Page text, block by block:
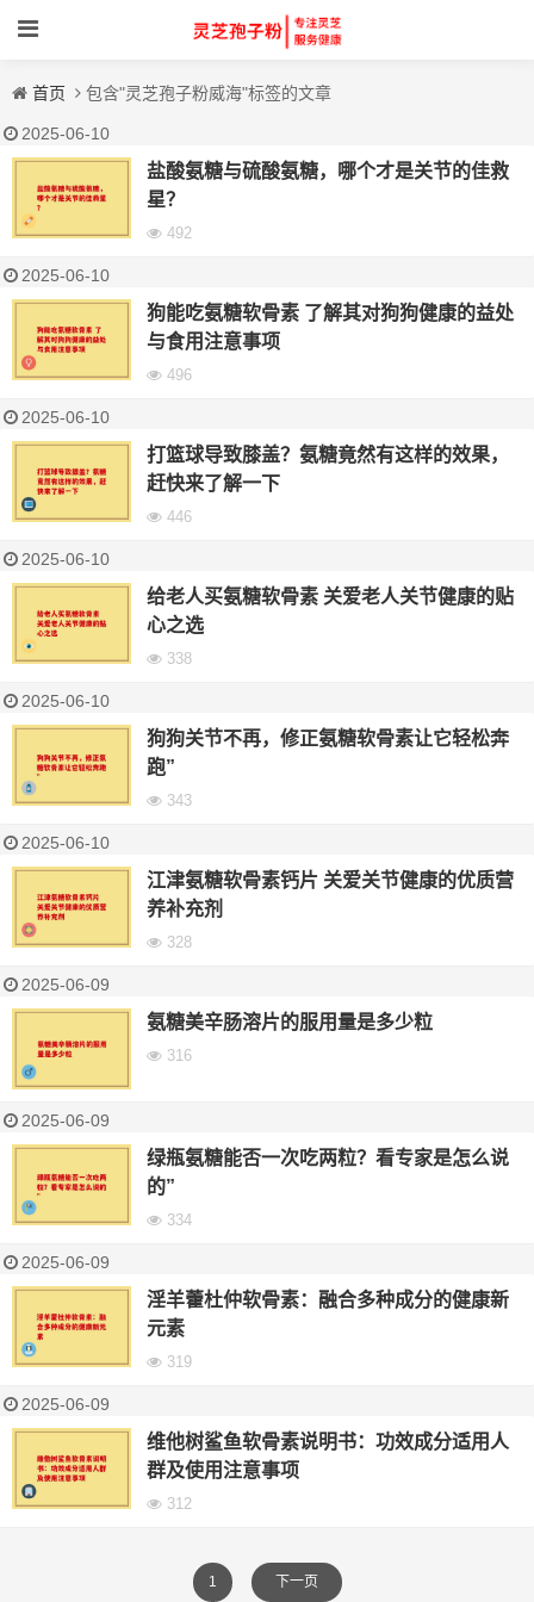
首页 包含"灵芝孢子粉威海"标签的文章
2025-06-10
盐酸氨糖与硫酸氨糖，哪个才是关节的佳救
星？
492
2025-06-10
狗能吃氨糖软骨素 了解其对狗狗健康的益处
与食用注意事项
496
2025-06-10
打篮球导致膝盖？氨糖竟然有这样的效果，
赶快来了解一下
446
2025-06-10
给老人买氨糖软骨素 关爱老人关节健康的贴
心之选
338
2025-06-10
狗狗关节不再，修正氨糖软骨素让它轻松奔
跑”
343
2025-06-10
江津氨糖软骨素钙片 关爱关节健康的优质营
养补充剂
328
2025-06-09
氨糖美辛肠溶片的服用量是多少粒
316
2025-06-09
绿瓶氨糖能否一次吃两粒？看专家是怎么说
的”
334
2025-06-09
淫羊藿杜仲软骨素：融合多种成分的健康新
元素
319
2025-06-09
维他树鲨鱼软骨素说明书：功效成分适用人
群及使用注意事项
312
1 下一页